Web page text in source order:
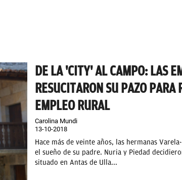
DE LA 'CITY' AL CAMPO: LAS
RESUCITARON SU PAZO PARA
EMPLEO RURAL
Carolina Mundi
13-10-2018
Hace más de veinte años, las hermanas
el sueño de su padre. Nuria y Piedad
situado en Antas de Ulla...